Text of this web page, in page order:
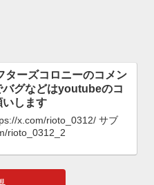
ターズコロニーのコメン
バグなどはyoutubeのコ
いします
x.com/rioto_0312/ サブ
rioto_0312_2